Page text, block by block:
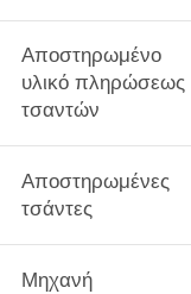
Αποστηρωμένο
υλικό πληρώσεως
τσαντών
Αποστηρωμένες
τσάντες
Μηχανή